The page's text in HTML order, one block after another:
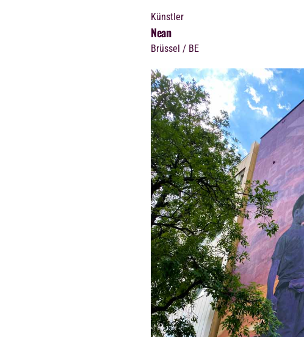
Künstler
Nean
Brüssel / BE